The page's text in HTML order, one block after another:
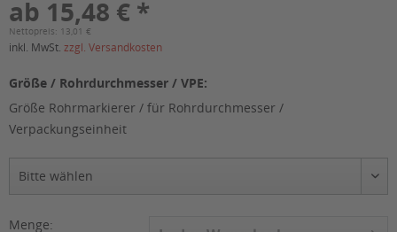
ab 15,48 € *
Nettopreis: 13,01 €
inkl. MwSt. zzgl. Versandkosten
Größe / Rohrdurchmesser / VPE:
Größe Rohrmarkierer / für Rohrdurchmesser /
Verpackungseinheit
Menge: